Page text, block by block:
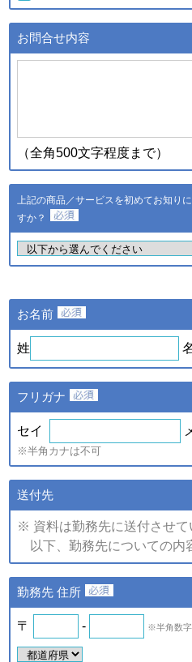
ｄ．全国スキル調査へのご
協力に伴い取得した個人情
報
ｅ．セミナー・展示会等に
注)上記の内、統計的に処理した
できない情報です。
（2）個人情報の提供
個人情報の種類
ａ．会員のお申し込みに伴
い取得した個人情報
ｂ．資料請求・問合せに伴
い取得した個人情報
お問合せ内容
（全角500文字程度まで）
上記の商品／サービスを初めてお知り
すか？
お名前
姓
フリガナ
セイ
※半角カナは不可
送付先
※ 資料は勤務先に送付させて
以下、勤務先についての内
勤務先 住所
〒 - ※半角数